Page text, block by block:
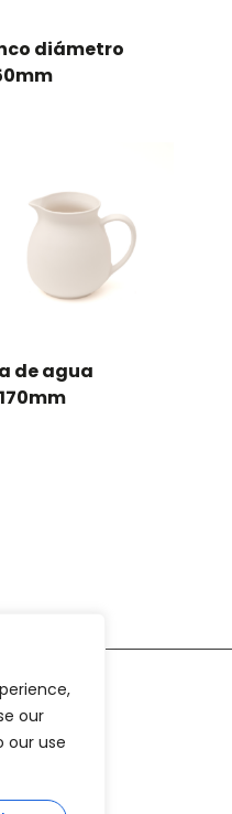
our
our use
diámetro
de agua